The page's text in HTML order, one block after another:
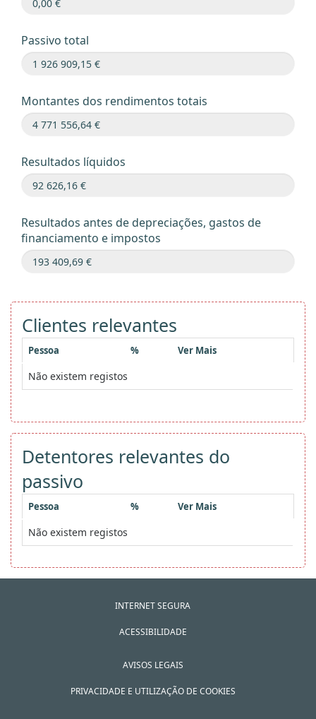
Passivo total
Montantes dos rendimentos totais
Resultados líquidos
Resultados antes de depreciações, gastos de
financiamento e impostos
Clientes relevantes
Pessoa % Ver Mais
Não existem registos
Detentores relevantes do
passivo
Pessoa % Ver Mais
Não existem registos
INTERNET SEGURA
ACESSIBILIDADE
AVISOS LEGAIS
PRIVACIDADE E UTILIZAÇÃO DE COOKIES